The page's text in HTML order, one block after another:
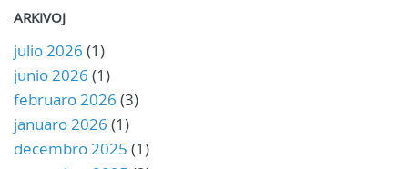
ARKIVOJ
julio 2026 (1)
junio 2026 (1)
februaro 2026 (3)
januaro 2026 (1)
decembro 2025 (1)